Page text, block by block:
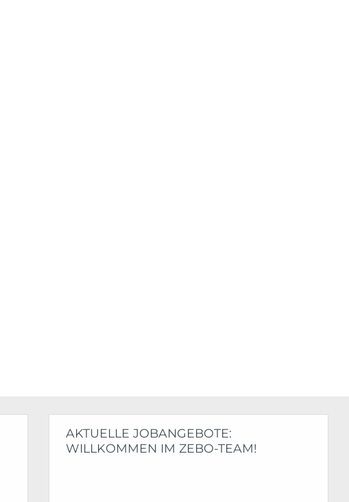
AKTUELLE JOBANGEBOTE:
WILLKOMMEN IM ZEBO-TEAM!